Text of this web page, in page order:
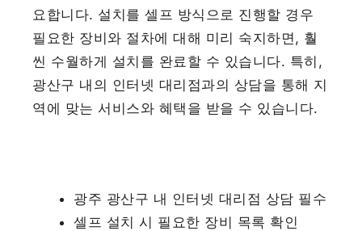
요합니다. 설치를 셀프 방식으로 진행할 경우
필요한 장비와 절차에 대해 미리 숙지하면, 훨
씬 수월하게 설치를 완료할 수 있습니다. 특히,
광산구 내의 인터넷 대리점과의 상담을 통해 지
역에 맞는 서비스와 혜택을 받을 수 있습니다.
광주 광산구 내 인터넷 대리점 상담 필수
셀프 설치 시 필요한 장비 목록 확인